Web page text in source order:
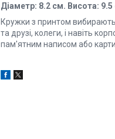
Діаметр: 8.2 см. Висота:
Кружки з принтом вибирають
та друзі, колеги, і навіть
пам'ятним написом або